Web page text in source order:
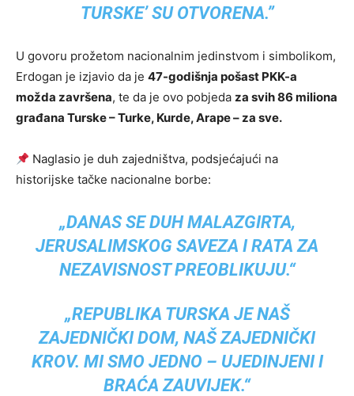
TURSKE’ SU OTVORENA.”
U govoru prožetom nacionalnim jedinstvom i simbolikom,
Erdogan je izjavio da je 47-godišnja pošast PKK-a
možda završena, te da je ovo pobjeda za svih 86 miliona
građana Turske – Turke, Kurde, Arape – za sve.
Naglasio je duh zajedništva, podsjećajući na
historijske tačke nacionalne borbe:
„DANAS SE DUH MALAZGIRTA,
JERUSALIMSKOG SAVEZA I RATA ZA
NEZAVISNOST PREOBLIKUJU.“
„REPUBLIKA TURSKA JE NAŠ
ZAJEDNIČKI DOM, NAŠ ZAJEDNIČKI
KROV. MI SMO JEDNO – UJEDINJENI I
BRAĆA ZAUVIJEK.“